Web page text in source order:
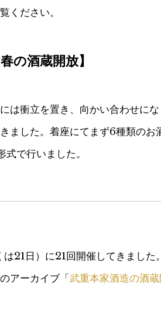
ください。
酒蔵開放】
は衝立を置き、向かい合わせに
ました。着座にてまず6種類のお
で行いました。
21日）に21回開催してきました
アーカイブ「武重本家酒造の酒